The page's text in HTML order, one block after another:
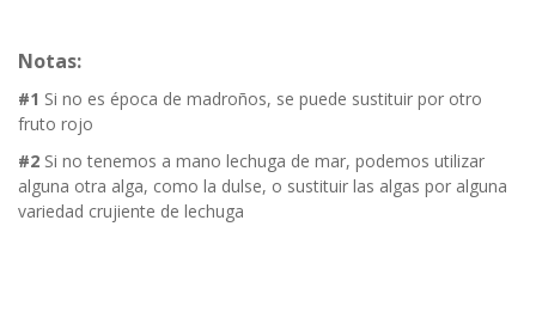
Notas:
#1 Si no es época de madroños, se puede sustituir por otro
fruto rojo
#2 Si no tenemos a mano lechuga de mar, podemos utilizar
alguna otra alga, como la dulse, o sustituir las algas por alguna
variedad crujiente de lechuga